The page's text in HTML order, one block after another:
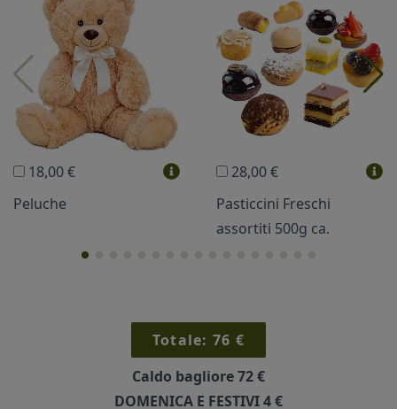
Profumi Collane Lussoni®
Trudi® THUN®
Regali Personalizzati
18,00 €
Peluche
28,00 €
Pasticcini Freschi
assortiti 500g ca.
Totale:76 €
Caldo bagliore72 €
DOMENICA E FESTIVI4 €